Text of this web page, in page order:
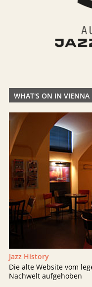
WHAT'S ON IN VIENNA
Jazz History
Die alte Website vom
Nachwelt aufgehoben